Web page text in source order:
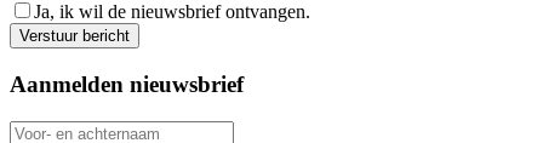
Ja, ik wil de nieuwsbrief ontvangen.
Aanmelden nieuwsbrief